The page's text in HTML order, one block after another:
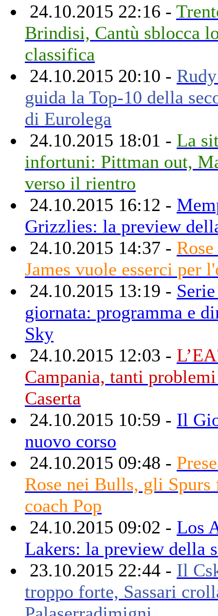
24.10.2015 22:16 -
Brindisi, Cantù sblocca
classifica
24.10.2015 20:10 -
guida la Top-10 della
di Eurolega
24.10.2015 18:01 - La
infortuni: Pittman out,
verso il rientro
24.10.2015 16:12 -
Grizzlies: la preview
24.10.2015 14:37 -
James vuole esserci per
24.10.2015 13:19 -
giornata: programma e
Sky
24.10.2015 12:03 -
Campania, tanti
Caserta
24.10.2015 10:59 - Il
nuovo corso
24.10.2015 09:48 -
Rose nei Bulls, gli Spurs
coach Pop
24.10.2015 09:02 - Los
Lakers: la preview della
23.10.2015 22:44 - Il
troppo forte, Sassari